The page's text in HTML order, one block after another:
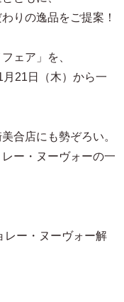
りの逸品をご提案！
ェア」を、
21日（木）から一
合店にも勢ぞろい。
ー・ヌーヴォーの一
ー・ヌーヴォー解